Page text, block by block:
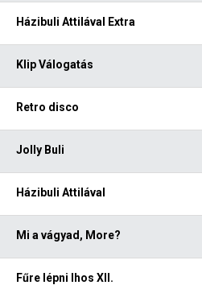
Házibuli Attilával Extra
Klip Válogatás
Retro disco
Jolly Buli
Házibuli Attilával
Mi a vágyad, More?
Fűre lépni Ihos XII.